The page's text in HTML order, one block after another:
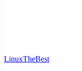
LinuxTheBest